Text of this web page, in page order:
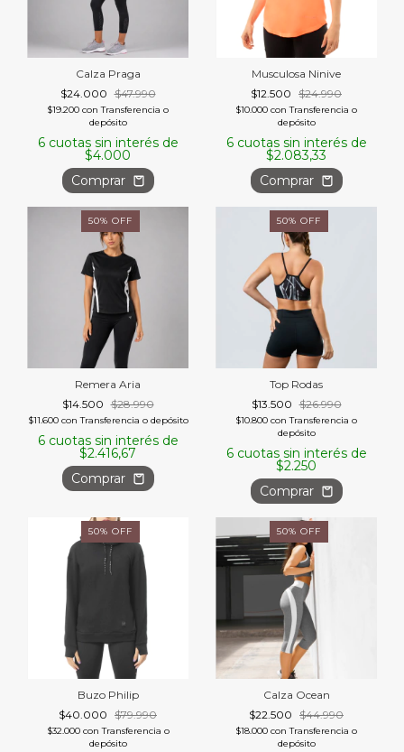
Calza Praga
$24.000 $47.990
$19.200 con Transferencia o
depósito
6 cuotas sin interés de
$4.000
Comprar
Musculosa Ninive
$12.500 $24.990
$10.000 con Transferencia o
depósito
6 cuotas sin interés de
$2.083,33
Comprar
50% OFF
Remera Aria
$14.500 $28.990
$11.600 con Transferencia o depósito
6 cuotas sin interés de
$2.416,67
Comprar
50% OFF
Top Rodas
$13.500 $26.990
$10.800 con Transferencia o
depósito
6 cuotas sin interés de
$2.250
Comprar
50% OFF
Buzo Philip
$40.000 $79.990
$32.000 con Transferencia o
depósito
50% OFF
Calza Ocean
$22.500 $44.990
$18.000 con Transferencia o
depósito